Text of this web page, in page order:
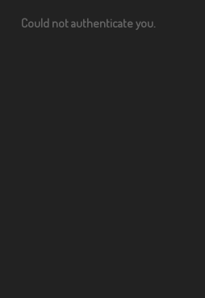
Could not authenticate you.